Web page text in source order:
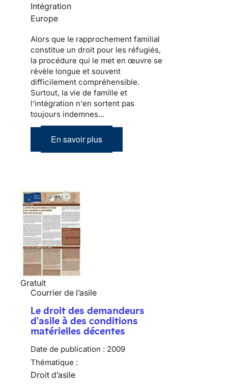
Intégration
Europe
Alors que le rapprochement familial
constitue un droit pour les réfugiés,
la procédure qui le met en œuvre se
révèle longue et souvent
difficilement compréhensible.
Surtout, la vie de famille et
l'intégration n'en sortent pas
toujours indemnes...
En savoir plus
Gratuit
Courrier de l’asile
Le droit des demandeurs
d'asile à des conditions
matérielles décentes
Date de publication : 2009
Thématique :
Droit d’asile